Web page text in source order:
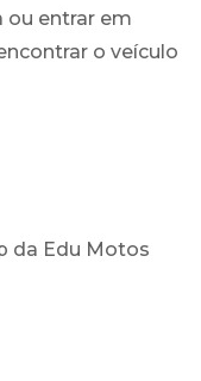
ou entrar em
o veículo
da Edu Motos